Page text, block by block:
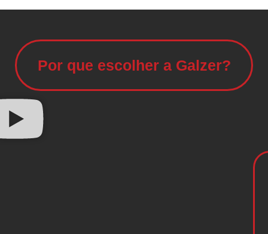
Por que escolher a Galzer?